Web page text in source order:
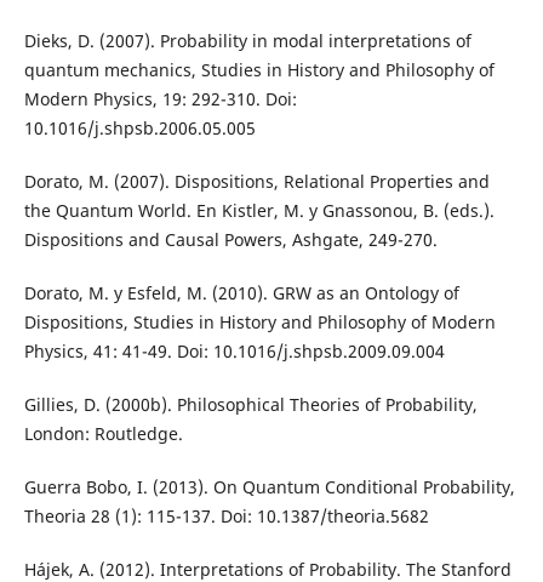
Dieks, D. (2007). Probability in modal interpretations of
quantum mechanics, Studies in History and Philosophy of
Modern Physics, 19: 292-310. Doi:
10.1016/j.shpsb.2006.05.005
Dorato, M. (2007). Dispositions, Relational Properties and
the Quantum World. En Kistler, M. y Gnassonou, B. (eds.).
Dispositions and Causal Powers, Ashgate, 249-270.
Dorato, M. y Esfeld, M. (2010). GRW as an Ontology of
Dispositions, Studies in History and Philosophy of Modern
Physics, 41: 41-49. Doi: 10.1016/j.shpsb.2009.09.004
Gillies, D. (2000b). Philosophical Theories of Probability,
London: Routledge.
Guerra Bobo, I. (2013). On Quantum Conditional Probability,
Theoria 28 (1): 115-137. Doi: 10.1387/theoria.5682
Hájek, A. (2012). Interpretations of Probability. The Stanford